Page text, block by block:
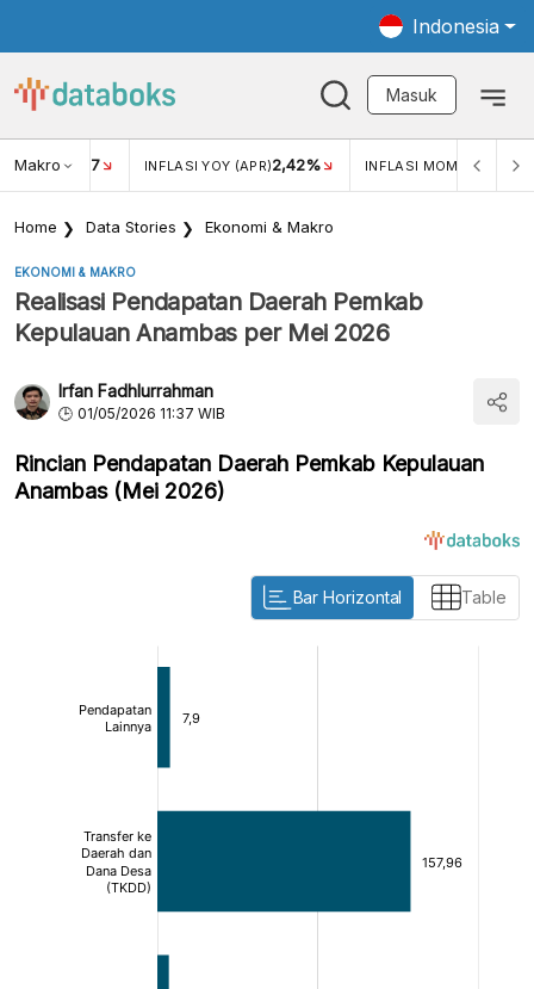
Indonesia
Masuk
Makro
USD/IDR 17 INFLASI YOY (APR)2,42% INFLASI MOM (MAR)
Home Data Stories Ekonomi & Makro
EKONOMI & MAKRO
Realisasi Pendapatan Daerah Pemkab
Kepulauan Anambas per Mei 2026
Irfan Fadhlurrahman
01/05/2026 11:37 WIB
Rincian Pendapatan Daerah Pemkab Kepulauan
Anambas (Mei 2026)
Bar Horizontal Table